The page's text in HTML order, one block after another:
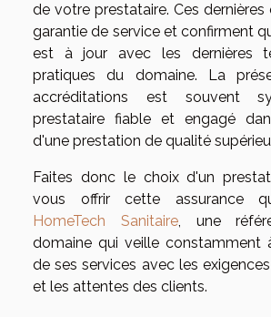
de votre prestataire. Ces
garantie de service et confirment
est à jour avec les dernières
pratiques du domaine. La
accréditations est souvent
prestataire fiable et engagé
d'une prestation de qualité
Faites donc le choix d'un
vous offrir cette assurance
HomeTech Sanitaire, une
domaine qui veille constamment
de ses services avec les
et les attentes des clients.